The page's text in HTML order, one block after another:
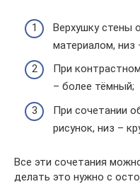
Верхушку стены
материалом, низ
При
– более тёмный;
При сочетании
рисунок, низ –
Все эти сочетания
делать это нужно с